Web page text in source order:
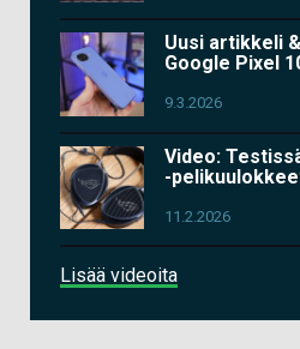
Uusi artikkeli
Google Pixel
9.3.2026
Video:
-
11.2.2026
Lisää videoita